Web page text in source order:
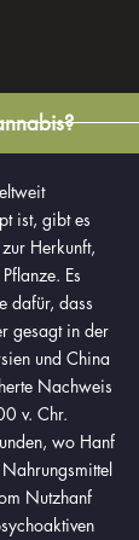
ist, gibt es
Herkunft,
Es
dafür, dass
gesagt in der
und China
Nachweis
v. Chr.
wo Hanf
Nutzhanf